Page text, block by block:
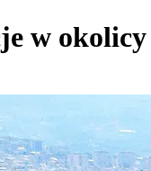
w okolicy